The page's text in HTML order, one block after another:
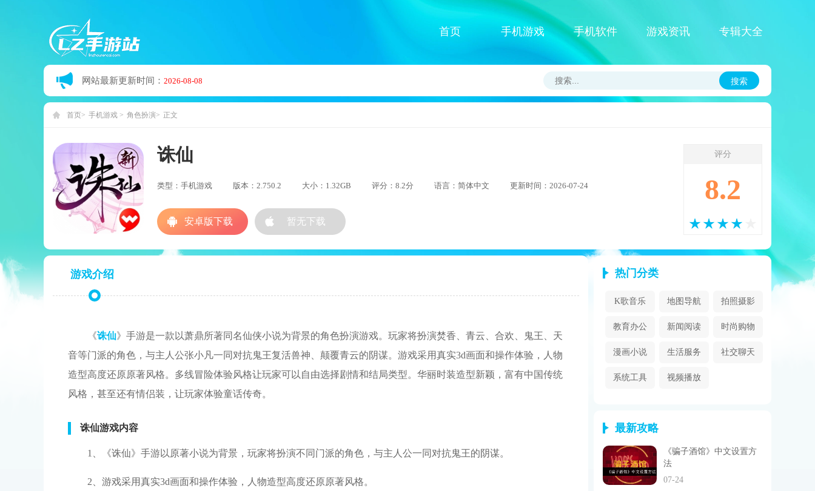
首页 手机游戏 手机软件 游戏资讯 专辑大全
网站最新更新时间： 2026-08-08 搜索
首页 手机游戏 角色扮演 正文
诛仙
类型：手机游戏 版本：2.750.2 大小：1.32GB 评分：8.2分 语言：简体中文 更新时间：2026-07-24
评分
8.2
游戏介绍
《诛仙》手游是一款以萧鼎所著同名仙侠小说为背景的角色扮演游戏。玩家将扮演焚香、青云、合欢、鬼王、天
音等门派的角色，与主人公张小凡一同对抗鬼王复活兽神、颠覆青云的阴谋。游戏采用真实3d画面和操作体验，人物
造型高度还原原著风格。多线冒险体验风格让玩家可以自由选择剧情和结局类型。华丽时装造型新颖，富有中国传统
风格，甚至还有情侣装，让玩家体验童话传奇。
诛仙游戏内容
1、《诛仙》手游以原著小说为背景，玩家将扮演不同门派的角色，与主人公一同对抗鬼王的阴谋。
2、游戏采用真实3d画面和操作体验，人物造型高度还原原著风格。
热门分类
K歌音乐 地图导航 拍照摄影
教育办公 新闻阅读 时尚购物
漫画小说 生活服务 社交聊天
系统工具 视频播放
最新攻略
《骗子酒馆》中文设置方
法
07-24